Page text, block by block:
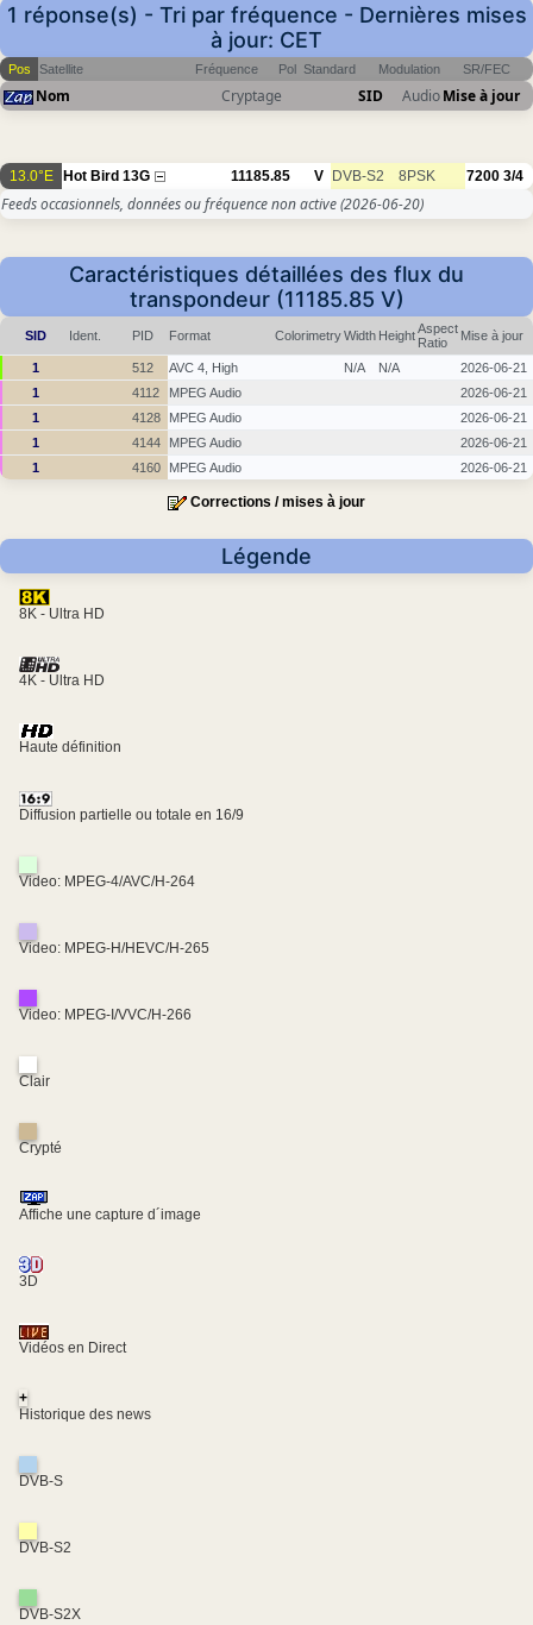
1 réponse(s) - Tri par fréquence - Dernières mises
à jour: CET
Pos Satellite Fréquence Pol Standard Modulation SR/FEC
Nom Cryptage SID AudioMise à jour
13.0°E Hot Bird 13G 11185.85 V DVB-S2 8PSK 7200 3/4
Feeds occasionnels, données ou fréquence non active(2026-06-20)
Caractéristiques détaillées des flux du
transpondeur (11185.85 V)
SID Ident. PID Format ColorimetryWidth HeightAspect
Ratio
Mise à jour
1 512 AVC 4, High N/A N/A
2026-06-21
1
4112 MPEG Audio
2026-06-21
1
4128 MPEG Audio
2026-06-21
1
4144 MPEG Audio
2026-06-21
1
4160 MPEG Audio 2026-06-21
Corrections / mises à jour
Légende
8K - Ultra HD
4K - Ultra HD
Haute définition
Diffusion partielle ou totale en 16/9
Video: MPEG-4/AVC/H-264
Video: MPEG-H/HEVC/H-265
Video: MPEG-I/VVC/H-266
Clair
Crypté
Affiche une capture d´image
3D
Vidéos en Direct
+
Historique des news
DVB-S
DVB-S2
DVB-S2X